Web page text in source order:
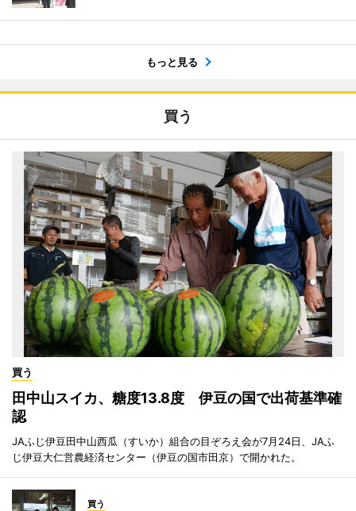
もっと見る
買う
買う
田中山スイカ、糖度13.8度 伊豆の国で出荷基準確
認
JAふじ伊豆田中山西瓜（すいか）組合の目ぞろえ会が7月24日、JAふ
じ伊豆大仁営農経済センター（伊豆の国市田京）で開かれた。
買う